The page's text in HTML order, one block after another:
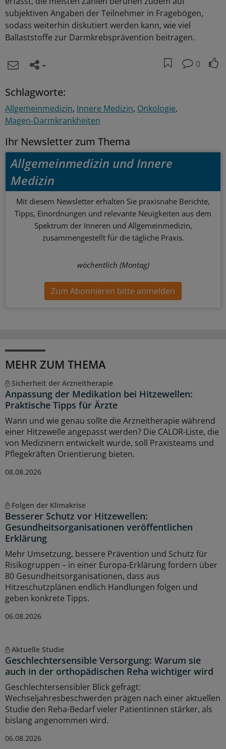
subjektiven Angaben der Teilnehmer in Fragebögen,
sodass weiterhin diskutiert werden kann, wie viel
Ballaststoffe zur Darmkrebsprävention beitragen.
0
Schlagworte:
Allgemeinmedizin Innere Medizin Onkologie
Magen-Darmkrankheiten
Ihr Newsletter zum Thema
Allgemeinmedizin und Innere
Medizin
Mit diesem Newsletter erhalten Sie praxisnahe Berichte,
Tipps, Einordnungen und relevante Neuigkeiten aus dem
Spektrum der Inneren und Allgemeinmedizin,
zusammengestellt für die tägliche Praxis.
wöchentlich (Montag)
Zum Abonnieren bitte anmelden
MEHR ZUM THEMA
Sicherheit der Arzneitherapie
Anpassung der Medikation bei Hitzewellen:
Praktische Tipps für Ärzte
Wann und wie genau sollte die Arzneitherapie während
einer Hitzewelle angepasst werden? Die CALOR-Liste, die
von Medizinern entwickelt wurde, soll Praxisteams und
Pflegekräften Orientierung bieten.
08.08.2026
Folgen der Klimakrise
Besserer Schutz vor Hitzewellen:
Gesundheitsorganisationen veröffentlichen
Erklärung
Mehr Umsetzung, bessere Prävention und Schutz für
Risikogruppen – in einer Europa-Erklärung fordern über
80 Gesundheitsorganisationen, dass aus
Hitzeschutzplänen endlich Handlungen folgen und
geben konkrete Tipps.
06.08.2026
Aktuelle Studie
Geschlechtersensible Versorgung: Warum sie
auch in der orthopädischen Reha wichtiger wird
Geschlechtersensibler Blick gefragt:
Wechseljahresbeschwerden prägen nach einer aktuellen
Studie den Reha-Bedarf vieler Patientinnen stärker, als
bislang angenommen wird.
06.08.2026